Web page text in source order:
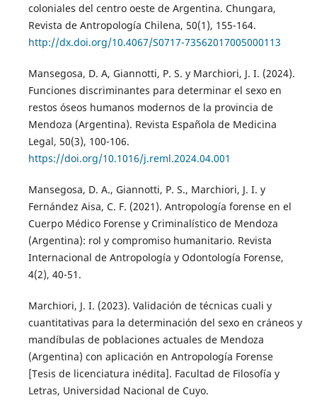
coloniales del centro oeste de Argentina. Chungara,
Revista de Antropología Chilena, 50(1), 155-164.
http://dx.doi.org/10.4067/S0717-73562017005000113
Mansegosa, D. A, Giannotti, P. S. y Marchiori, J. I. (2024).
Funciones discriminantes para determinar el sexo en
restos óseos humanos modernos de la provincia de
Mendoza (Argentina). Revista Española de Medicina
Legal, 50(3), 100-106.
https://doi.org/10.1016/j.reml.2024.04.001
Mansegosa, D. A., Giannotti, P. S., Marchiori, J. I. y
Fernández Aisa, C. F. (2021). Antropología forense en el
Cuerpo Médico Forense y Criminalístico de Mendoza
(Argentina): rol y compromiso humanitario. Revista
Internacional de Antropología y Odontología Forense,
4(2), 40-51.
Marchiori, J. I. (2023). Validación de técnicas cuali y
cuantitativas para la determinación del sexo en cráneos y
mandíbulas de poblaciones actuales de Mendoza
(Argentina) con aplicación en Antropología Forense
[Tesis de licenciatura inédita]. Facultad de Filosofía y
Letras, Universidad Nacional de Cuyo.